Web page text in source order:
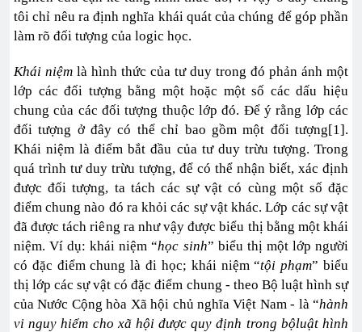
tôi chỉ nêu ra định nghĩa khái quát của chúng để góp phần
làm rõ đối tượng của logic học.
Khái niệm là hình thức của tư duy trong đó phản ánh một
lớp các đối tượng bằng một hoặc một số các dấu hiệu
chung của các đối tượng thuộc lớp đó. Để ý rằng lớp các
đối tượng ở đây có thể chỉ bao gồm một đối tượng[1].
Khái niệm là điểm bắt đầu của tư duy trừu tượng. Trong
quá trình tư duy trừu tượng, để có thể nhận biết, xác định
được đối tượng, ta tách các sự vật có cùng một số đặc
điểm chung nào đó ra khỏi các sự vật khác. Lớp các sự vật
đã được tách riêng ra như vậy được biểu thị bằng một khái
niệm. Ví dụ: khái niệm “học sinh” biểu thị một lớp người
có đặc điểm chung là đi học; khái niệm “tội phạm” biểu
thị lớp các sự vật có đặc điểm chung - theo Bộ luật hình sự
của Nước Cộng hòa Xã hội chủ nghĩa Việt Nam - là “hành
vi nguy hiểm cho xã hội được quy định trong bộluật hình